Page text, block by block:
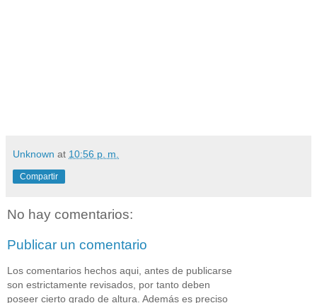
Unknown at 10:56 p. m.
Compartir
No hay comentarios:
Publicar un comentario
Los comentarios hechos aqui, antes de publicarse
son estrictamente revisados, por tanto deben
poseer cierto grado de altura. Además es preciso